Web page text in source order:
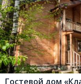
Гостевой дом